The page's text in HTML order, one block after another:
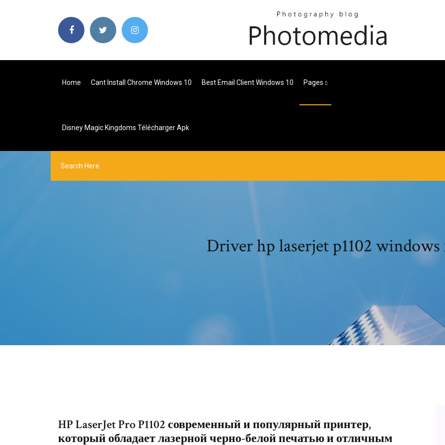
Home Cant Install Chrome Windows 10 Best Email Client Windows 10 Pages
Disney Magic Kingdoms Télécharger Apk
Driver hp laserjet p1102 windows
HP LaserJet Pro P1102 современный и популярный принтер,
который обладает лазерной черно-белой печатью и отличным